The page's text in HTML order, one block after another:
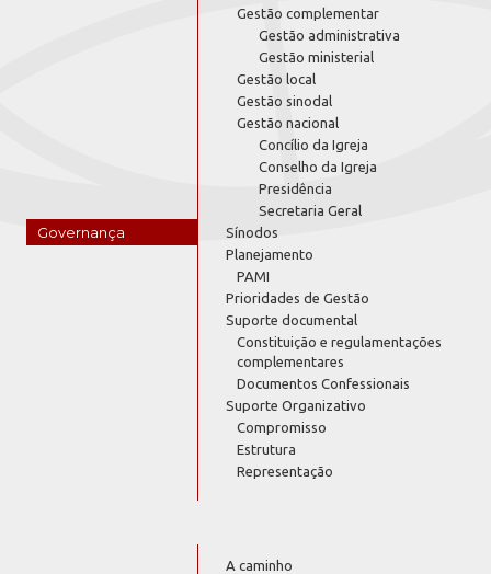
Governança
Gestão complementar
Gestão administrativa
Gestão ministerial
Gestão local
Gestão sinodal
Gestão nacional
Concílio da Igreja
Conselho da Igreja
Presidência
Secretaria Geral
Sínodos
Planejamento
PAMI
Prioridades de Gestão
Suporte documental
Constituição e regulamentações
complementares
Documentos Confessionais
Suporte Organizativo
Compromisso
Estrutura
Representação
A caminho